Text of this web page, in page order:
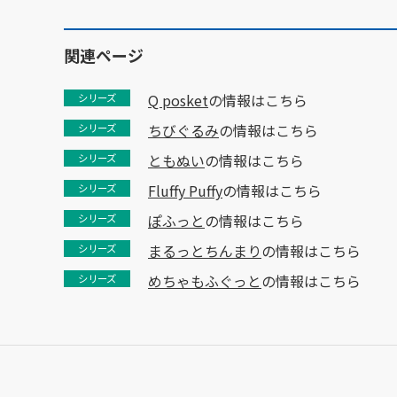
関連ページ
シリーズ Q posketの情報はこちら
シリーズ ちびぐるみの情報はこちら
シリーズ ともぬいの情報はこちら
シリーズ Fluffy Puffyの情報はこちら
シリーズ ぽふっとの情報はこちら
シリーズ まるっとちんまりの情報はこちら
シリーズ めちゃもふぐっとの情報はこちら